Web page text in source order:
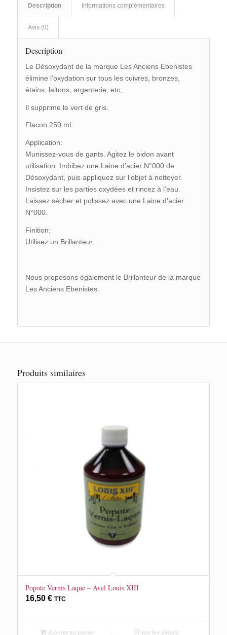
Description Informations complémentaires
Avis (0)
Description
Le Désoxydant de la marque Les Anciens Ebenistes
élimine l’oxydation sur tous les cuivres, bronzes,
étains, laitons, argenterie, etc,
Il supprime le vert de gris.
Flacon 250 ml
Application:
Munissez-vous de gants. Agitez le bidon avant
utilisation. Imbibez une Laine d’acier N°000 de
Désoxydant, puis appliquez sur l’objet à nettoyer.
Insistez sur les parties oxydées et rincez à l’eau.
Laissez sécher et polissez avec une Laine d’acier
N°000.
Finition:
Utilisez un Brillanteur.
Nous proposons également le Brillanteur de la marque
Les Anciens Ebenistes.
Produits similaires
Popote Vernis Laque – Avel Louis XIII
16,50 € TTC
Ajouter au panier Voir les détails